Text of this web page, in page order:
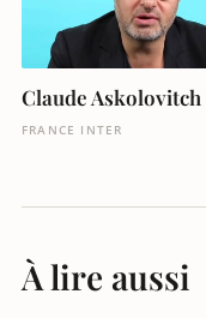
Claude Askolovitch
FRANCE INTER
À lire aussi